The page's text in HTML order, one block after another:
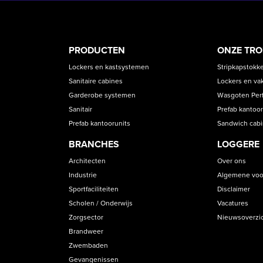
PRODUCT
CATEGORIES
PRODUCTEN
Lockers en kastsystemen
Sanitaire cabines
Garderobe systemen
Sanitair
Prefab kantoorunits
BRANCHES
Architecten
Industrie
Sportfaciliteiten
Scholen / Onderwijs
Zorgsector
Brandweer
Zwembaden
Gevangenissen
ONZE
Lockers en
Wasgoten
Prefab
Sandwich
LOGGERE
Over ons
Algemene
Disclaimer
Vacatures